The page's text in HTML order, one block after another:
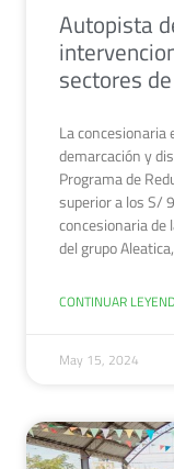
Autopista
sectores
La concesionaria
demarcación y
Programa de
superior a los S/
concesionaria de
del grupo
CONTINUAR
May 15, 2024